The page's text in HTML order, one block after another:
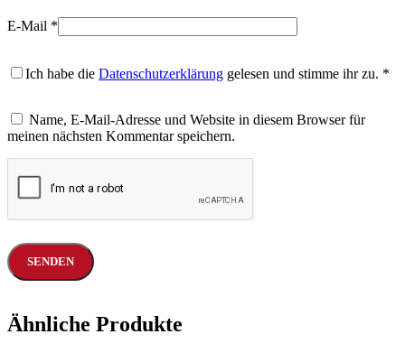
E-Mail *
Ich habe die Datenschutzerklärung gelesen und stimme ihr zu. *
Name, E-Mail-Adresse und Website in diesem Browser für
meinen nächsten Kommentar speichern.
Ähnliche Produkte